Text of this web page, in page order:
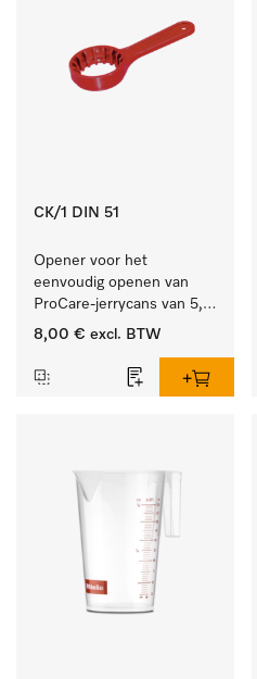
CK/1 DIN 51
Opener voor het
eenvoudig openen van
ProCare-jerrycans van 5,
10 en 20 l.
8,00 € excl. BTW